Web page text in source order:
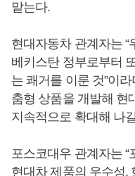
맡는다.
현대자동차 관계자는
베키스탄 정부로부터
는 쾌거를 이룬 것”이
춤형 상품을 개발해 현
지속적으로 확대해 나
포스코대우 관계자는
현대차 제품의 우수성,